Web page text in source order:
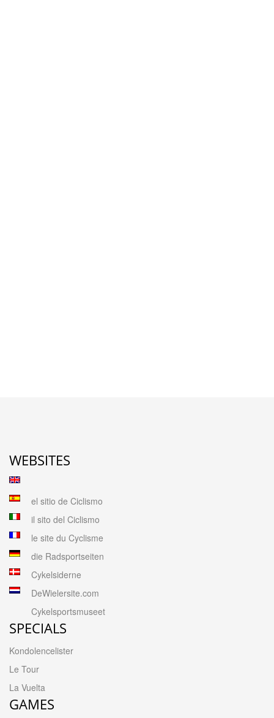
WEBSITES
el sitio de Ciclismo
il sito del Ciclismo
le site du Cyclisme
die Radsportseiten
Cykelsiderne
DeWielersite.com
Cykelsportsmuseet
SPECIALS
Kondolencelister
Le Tour
La Vuelta
GAMES